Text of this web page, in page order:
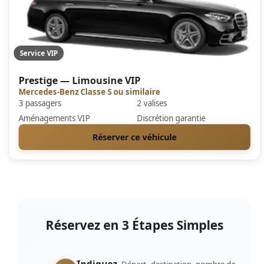
Service VIP
Prestige — Limousine VIP
Mercedes-Benz Classe S ou similaire
3 passagers
2 valises
Aménagements VIP
Discrétion garantie
Réserver ce véhicule
Réservez en 3 Étapes Simples